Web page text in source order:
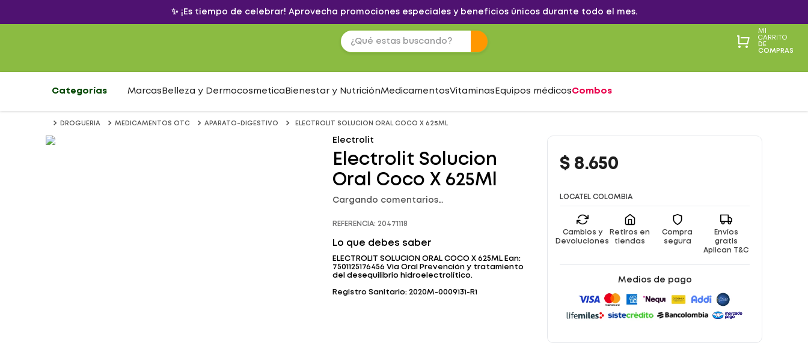
✨ ¡Es tiempo de celebrar! Aprovecha promociones especiales y beneficios únicos durante todo el mes.
MI
CARRITO
DE
COMPRAS
Categorías Marcas Belleza y Dermocosmetica Bienestar y NutriciónMedicamentosVitaminas Equipos médicosCombos
DROGUERIA MEDICAMENTOS OTC APARATO-DIGESTIVO ELECTROLIT SOLUCION ORAL COCO X 625ML
Electrolit
Electrolit Solucion
Oral Coco X 625Ml
Cargando comentarios…
REFERENCIA: 20471118
Lo que debes saber
ELECTROLIT SOLUCION ORAL COCO X 625ML Ean:
7501125176456 Via Oral Prevención y tratamiento
del desequilibrio hidroelectrolítico.
Registro Sanitario: 2020M-0009131-R1
$ 8.650
LOCATEL COLOMBIA
Cambios y
Devoluciones
Retiros en
tiendas
Compra
segura
Envíos
gratis
Aplican T&C
Medios de pago